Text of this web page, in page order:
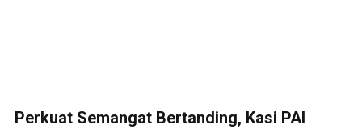
Perkuat Semangat Bertanding, Kasi PAI